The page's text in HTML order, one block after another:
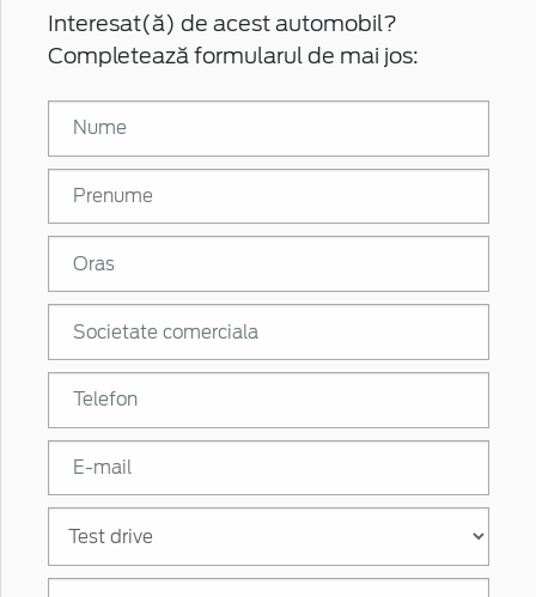
Interesat(ă) de acest automobil?
Completează formularul de mai jos: